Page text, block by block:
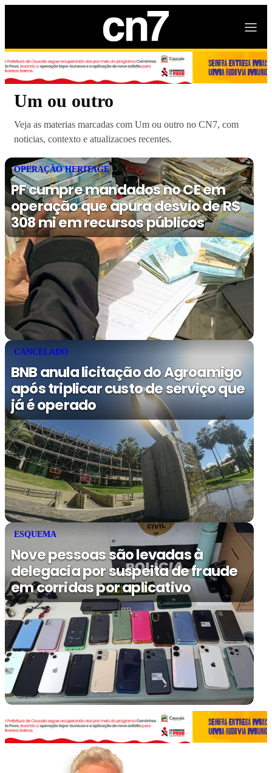
Um ou outro
Veja as materias marcadas com Um ou outro no CN7, com
noticias, contexto e atualizacoes recentes.
OPERAÇÃO HERITAGE
PF cumpre mandados no CE em
operação que apura desvio de R$
308 mi em recursos públicos
CANCELADO
BNB anula licitação do Agroamigo
após triplicar custo de serviço que
já é operado
ESQUEMA
Nove pessoas são levadas à
delegacia por suspeita de fraude
em corridas por aplicativo